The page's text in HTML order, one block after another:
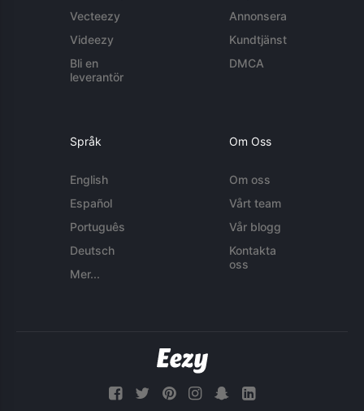
Vecteezy
Videezy
Bli en
leverantör
Annonsera
Kundtjänst
DMCA
Språk
English
Español
Português
Deutsch
Mer...
Om Oss
Om oss
Vårt team
Vår blogg
Kontakta
oss